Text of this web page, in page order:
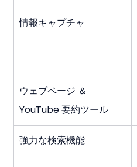
情報キャプチャ
ウェブページ ＆
YouTube 要約ツール
強力な検索機能